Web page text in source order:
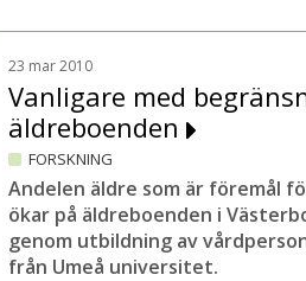
23 mar 2010
Vanligare med
äldreboenden
FORSKNING
Andelen äldre som är föremål
ökar på äldreboenden i
genom utbildning av
från Umeå universitet.